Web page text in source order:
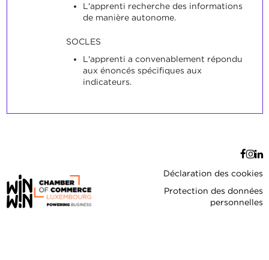
L'apprenti recherche des informations
de manière autonome.
SOCLES
L'apprenti a convenablement répondu
aux énoncés spécifiques aux
indicateurs.
Déclaration des cookies
Protection des données
personnelles